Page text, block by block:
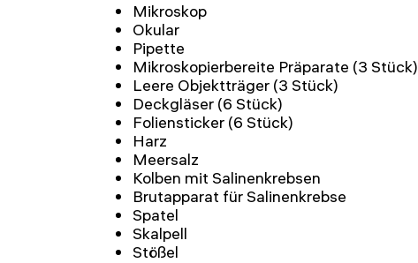
Mikroskop
Okular
Pipette
Mikroskopierbereite Präparate (3 Stück)
Leere Objektträger (3 Stück)
Deckgläser (6 Stück)
Foliensticker (6 Stück)
Harz
Meersalz
Kolben mit Salinenkrebsen
Brutapparat für Salinenkrebse
Spatel
Skalpell
Stößel